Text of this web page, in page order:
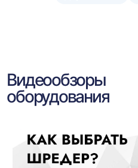
Видеообзоры
оборудования